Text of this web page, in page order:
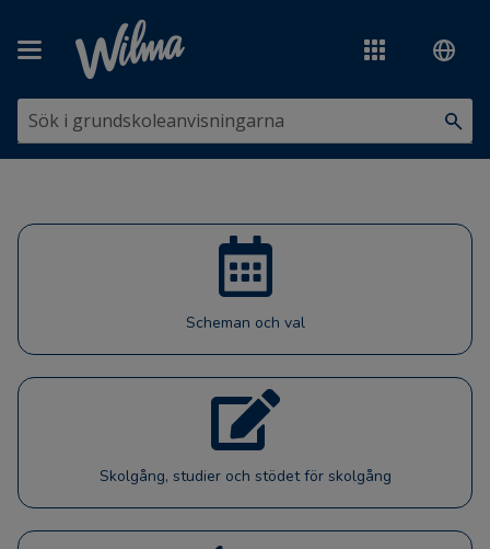
Scheman och val
Skolgång, studier och stödet för skolgång